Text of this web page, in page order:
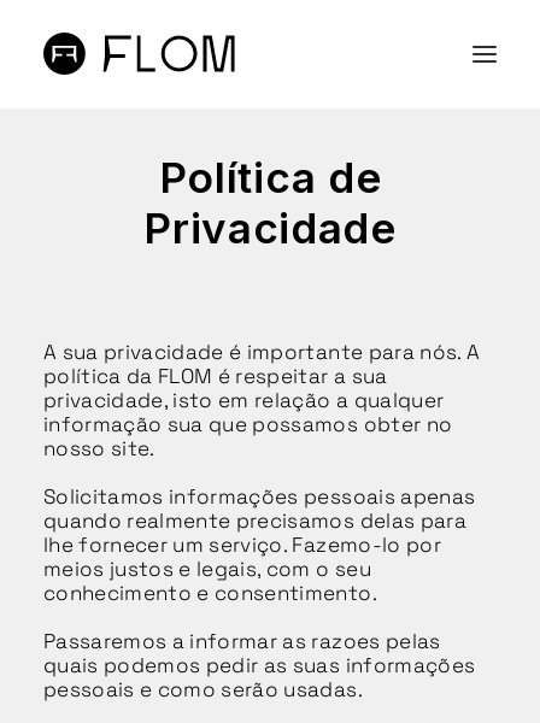
EN
SEARCH
Política de
Privacidade
A sua privacidade é importante para nós. A
política da FLOM é respeitar a sua
privacidade, isto em relação a qualquer
informação sua que possamos obter no
nosso site.
Solicitamos informações pessoais apenas
quando realmente precisamos delas para
lhe fornecer um serviço. Fazemo-lo por
meios justos e legais, com o seu
conhecimento e consentimento.
Passaremos a informar as razoes pelas
quais podemos pedir as suas informações
pessoais e como serão usadas.